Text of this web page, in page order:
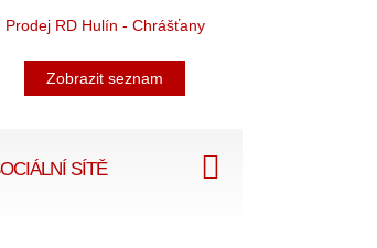
Prodej RD Hulín - Chrášťany
Zobrazit seznam
SÍTĚ